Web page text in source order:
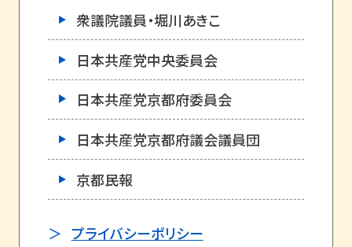
衆議院議員・堀川あきこ
日本共産党中央委員会
日本共産党京都府委員会
日本共産党京都府議会議員団
京都民報
プライバシーポリシー